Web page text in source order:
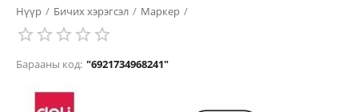
Нүүр / Бичих хэрэгсэл / Маркер /
Барааны код: "6921734968241"